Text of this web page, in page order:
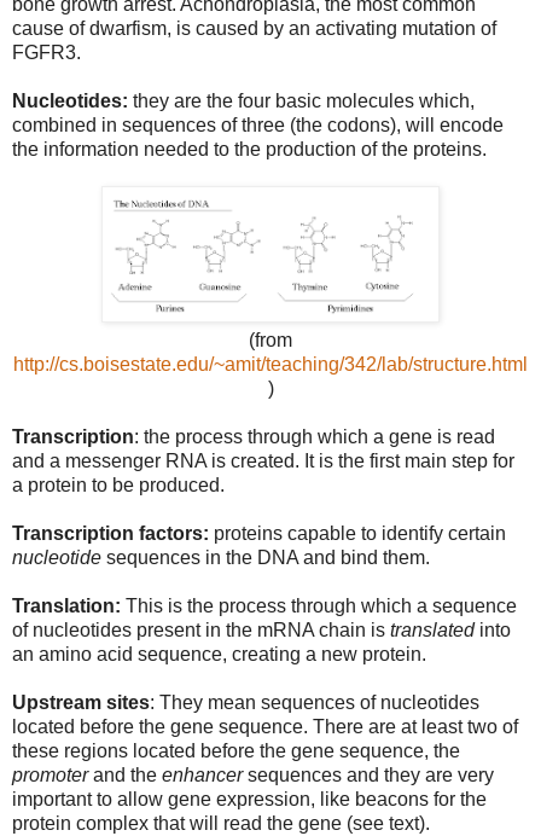
bone growth arrest. Achondroplasia, the most common
cause of dwarfism, is caused by an activating mutation of
FGFR3.
Nucleotides: they are the four basic molecules which,
combined in sequences of three (the codons), will encode
the information needed to the production of the proteins.
(from
http://cs.boisestate.edu/~amit/teaching/342/lab/structure.html
)
Transcription: the process through which a gene is read
and a messenger RNA is created. It is the first main step for
a protein to be produced.
Transcription factors: proteins capable to identify certain
nucleotide sequences in the DNA and bind them.
Translation: This is the process through which a sequence
of nucleotides present in the mRNA chain is translated into
an amino acid sequence, creating a new protein.
Upstream sites: They mean sequences of nucleotides
located before the gene sequence. There are at least two of
these regions located before the gene sequence, the
promoterand the enhancersequences and they are very
important to allow gene expression, like beacons for the
protein complex that will read the gene (see text).